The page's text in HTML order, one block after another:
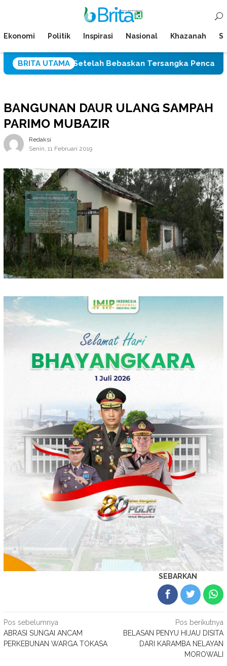
Mobile
Ekonomi Politik Inspirasi Nasional Khazanah
BRITA UTAMA
Palu Setelah Bebaskan Tersangka Pencabulan Tiga
BANGUNAN DAUR ULANG SAMPAH
PARIMO MUBAZIR
Redaksi
Senin, 11 Februari 2019
SEBARKAN
Navigasi
pos
Pos sebelumnya
ABRASI SUNGAI ANCAM
PERKEBUNAN WARGA TOKASA
Pos berikutnya
BELASAN PENYU HIJAU DISITA
DARI KARAMBA NELAYAN
MOROWALI